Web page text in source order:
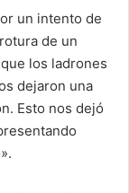
un intento de
de un
los ladrones
dejaron una
Esto nos dejó